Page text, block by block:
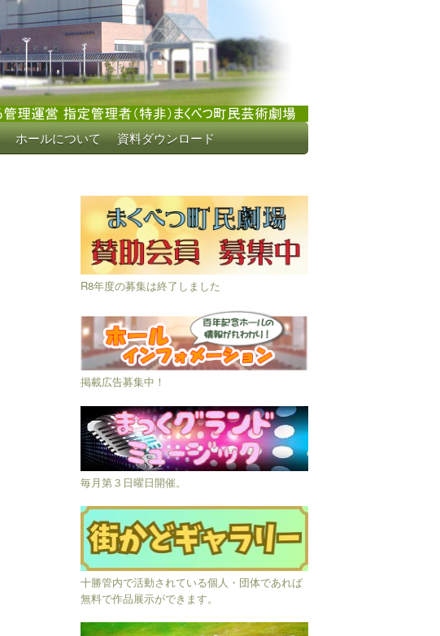
ホールについて 資料ダウンロード
R8年度の募集は終了しました
掲載広告募集中！
毎月第３日曜日開催。
十勝管内で活動されている個人・団体であれば
無料で作品展示ができます。